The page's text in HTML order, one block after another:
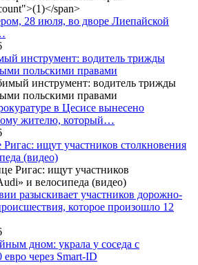
28 июля, во дворе Лиепайской
инструмент: водитель трижды
польскими правами
в Цесисе вынесено
жителю, который…
ищут участников столкновения
(видео)
разыскивает участников дорожно-
которое произошло 12
дном: украла у соседа с
через Smart-ID